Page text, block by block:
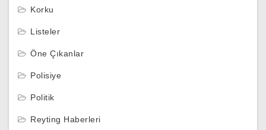
Korku
Listeler
Öne Çıkanlar
Polisiye
Politik
Reyting Haberleri